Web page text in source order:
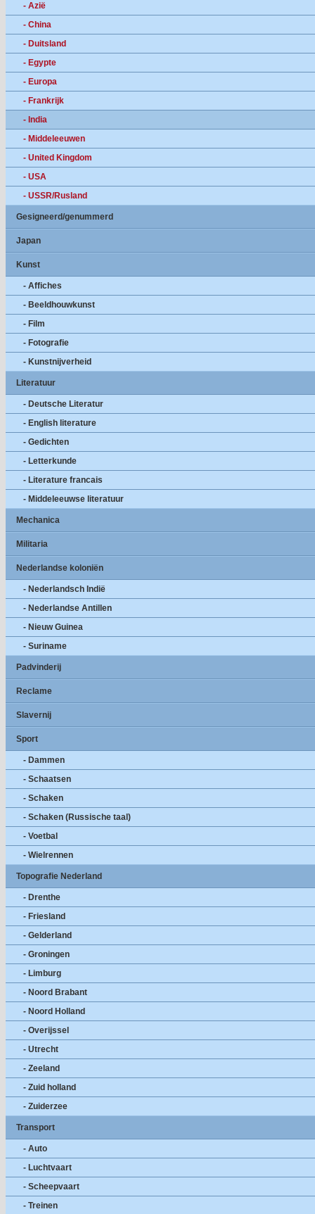
- Azië
- China
- Duitsland
- Egypte
- Europa
- Frankrijk
- India
- Middeleeuwen
- United Kingdom
- USA
- USSR/Rusland
Gesigneerd/genummerd
Japan
Kunst
- Affiches
- Beeldhouwkunst
- Film
- Fotografie
- Kunstnijverheid
Literatuur
- Deutsche Literatur
- English literature
- Gedichten
- Letterkunde
- Literature francais
- Middeleeuwse literatuur
Mechanica
Militaria
Nederlandse koloniën
- Nederlandsch Indië
- Nederlandse Antillen
- Nieuw Guinea
- Suriname
Padvinderij
Reclame
Slavernij
Sport
- Dammen
- Schaatsen
- Schaken
- Schaken (Russische taal)
- Voetbal
- Wielrennen
Topografie Nederland
- Drenthe
- Friesland
- Gelderland
- Groningen
- Limburg
- Noord Brabant
- Noord Holland
- Overijssel
- Utrecht
- Zeeland
- Zuid holland
- Zuiderzee
Transport
- Auto
- Luchtvaart
- Scheepvaart
- Treinen